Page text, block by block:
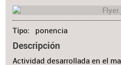
Tipo ponencia
Descripción
Actividad desarrollada en el